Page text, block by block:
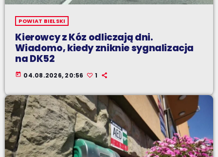
POWIAT BIELSKI
Kierowcy z Kóz odliczają dni.
Wiadomo, kiedy zniknie sygnalizacja
na DK52
today 04.08.2026, 20:56 1